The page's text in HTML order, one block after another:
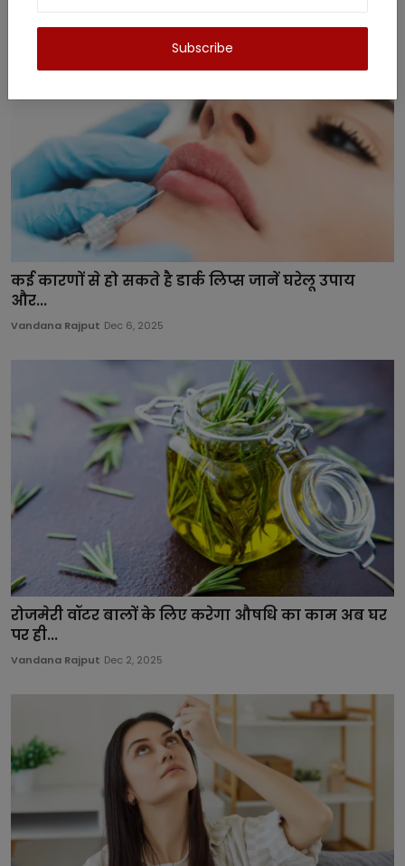
Subscribe
कई कारणों से हो सकते है डार्क लिप्स जानें घरेलू उपाय
और...
Vandana Rajput Dec 6, 2025
रोजमेरी वॉटर बालों के लिए करेगा औषधि का काम अब घर
पर ही...
Vandana Rajput Dec 2, 2025